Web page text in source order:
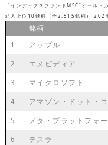
「インデックスファンドMSCIオール・
組入上位10銘柄（全2,515銘柄）
銘柄
1
アップル
2
エヌビディア
3
マイクロソフト
4
アマゾン・ドット・
5
メタ・プラットフォ
6
テスラ